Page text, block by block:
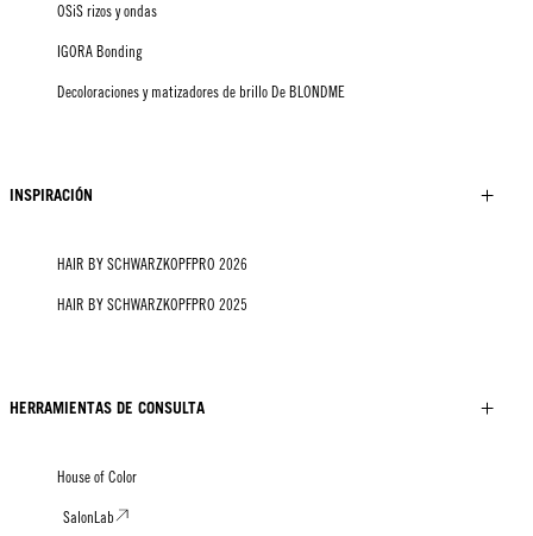
OSiS rizos y ondas
IGORA Bonding
Decoloraciones y matizadores de brillo De BLONDME
INSPIRACIÓN
HAIR BY SCHWARZKOPFPRO 2026
HAIR BY SCHWARZKOPFPRO 2025
HERRAMIENTAS DE CONSULTA
House of Color
SalonLab